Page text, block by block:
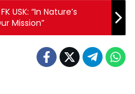
USK: “In Nature’s
Mission”